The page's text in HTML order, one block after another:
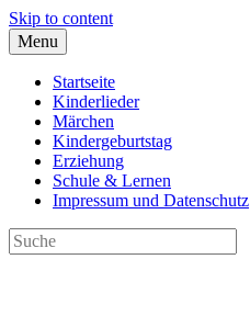
Skip to content
Menu
Startseite
Kinderlieder
Märchen
Kindergeburtstag
Erziehung
Schule & Lernen
Impressum und Datenschutz